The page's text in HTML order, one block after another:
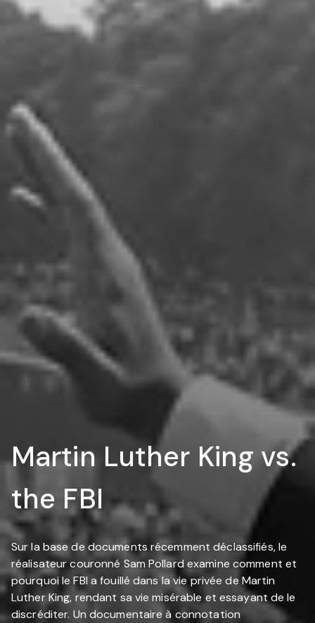
Martin Luther King vs.
the FBI
Sur la base de documents récemment déclassifiés, le
réalisateur couronné Sam Pollard examine comment et
pourquoi le FBI a fouillé dans la vie privée de Martin
Luther King, rendant sa vie misérable et essayant de le
discréditer. Un documentaire à connotation